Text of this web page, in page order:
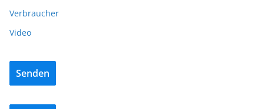
Verbraucher
Video
Senden